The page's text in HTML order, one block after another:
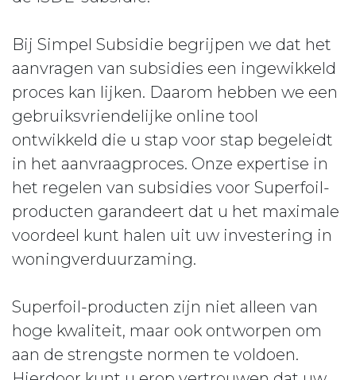
Bij Simpel Subsidie begrijpen we dat het
aanvragen van subsidies een ingewikkeld
proces kan lijken. Daarom hebben we een
gebruiksvriendelijke online tool
ontwikkeld die u stap voor stap begeleidt
in het aanvraagproces. Onze expertise in
het regelen van subsidies voor Superfoil-
producten garandeert dat u het maximale
voordeel kunt halen uit uw investering in
woningverduurzaming.
Superfoil-producten zijn niet alleen van
hoge kwaliteit, maar ook ontworpen om
aan de strengste normen te voldoen.